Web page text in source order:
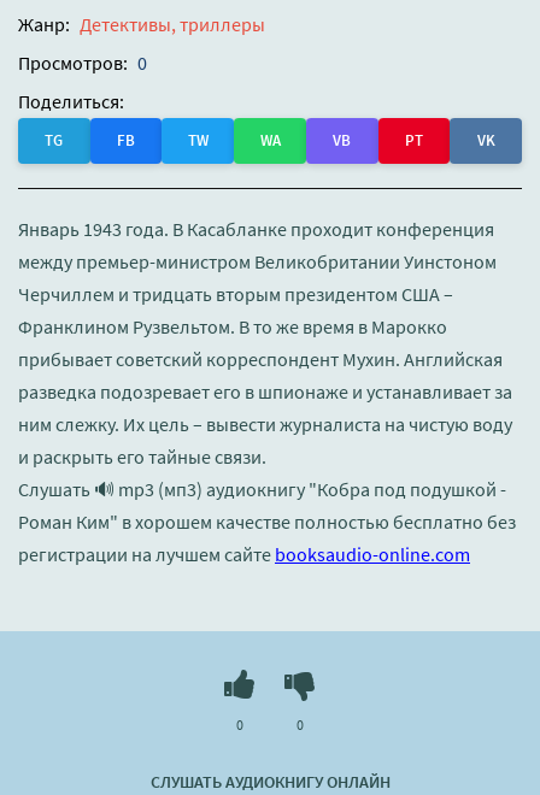
Жанр: Детективы, триллеры
Просмотров: 0
Поделиться:
TG FB TW WA VB PT VK
Январь 1943 года. В Касабланке проходит конференция
между премьер-министром Великобритании Уинстоном
Черчиллем и тридцать вторым президентом США –
Франклином Рузвельтом. В то же время в Марокко
прибывает советский корреспондент Мухин. Английская
разведка подозревает его в шпионаже и устанавливает за
ним слежку. Их цель – вывести журналиста на чистую воду
и раскрыть его тайные связи.
Слушать 🔊 mp3 (мп3) аудиокнигу "Кобра под подушкой -
Роман Ким" в хорошем качестве полностью бесплатно без
регистрации на лучшем сайте booksaudio-online.com
СЛУШАТЬ АУДИОКНИГУ ОНЛАЙН
0 0